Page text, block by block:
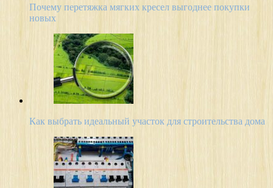
Почему перетяжка мягких кресел выгоднее покупки
новых
Как выбрать идеальный участок для строительства дома